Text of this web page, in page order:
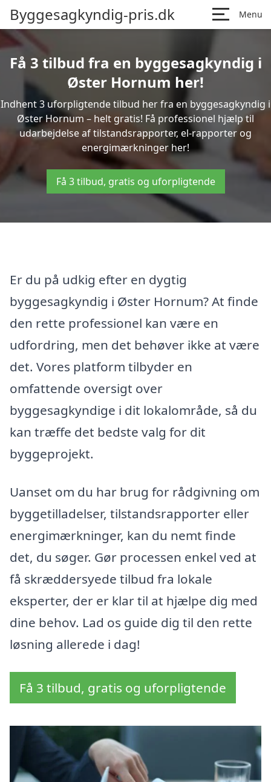
Byggesagkyndig-pris.dk Menu
Få 3 tilbud fra en byggesagkyndig i
Øster Hornum her!
Indhent 3 uforpligtende tilbud her fra en byggesagkyndig i
Øster Hornum – helt gratis! Få professionel hjælp til
udarbejdelse af tilstandsrapporter, el-rapporter og
energimærkninger her!
Få 3 tilbud, gratis og uforpligtende
Er du på udkig efter en dygtig
byggesagkyndig i Øster Hornum? At finde
den rette professionel kan være en
udfordring, men det behøver ikke at være
det. Vores platform tilbyder en
omfattende oversigt over
byggesagkyndige i dit lokalområde, så du
kan træffe det bedste valg for dit
byggeprojekt.
Uanset om du har brug for rådgivning om
byggetilladelser, tilstandsrapporter eller
energimærkninger, kan du nemt finde
det, du søger. Gør processen enkel ved at
få skræddersyede tilbud fra lokale
eksperter, der er klar til at hjælpe dig med
dine behov. Lad os guide dig til den rette
løsning allerede i dag!
Få 3 tilbud, gratis og uforpligtende